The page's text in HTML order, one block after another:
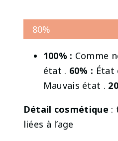
80%
100% : Comme
état . 60% : État
Mauvais état .
Détail cosmétique :
liées à l’age